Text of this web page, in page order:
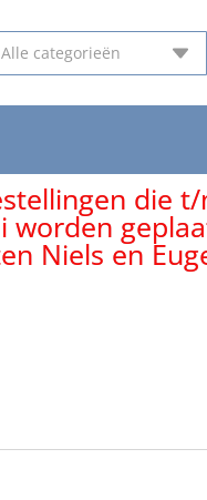
die
Niels en